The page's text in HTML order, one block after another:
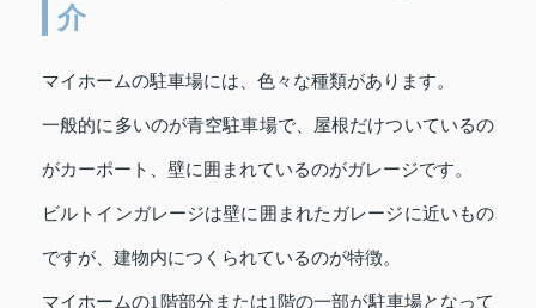
介
マイホームの駐車場には、色々な種類があります。
一般的に多いのが青空駐車場で、屋根だけついているの
がカーポート、壁に囲まれているのがガレージです。
ビルトインガレージは壁に囲まれたガレージに近いもの
ですが、建物内につくられているのが特徴。
マイホームの1階部分または1階の一部が駐車場となって